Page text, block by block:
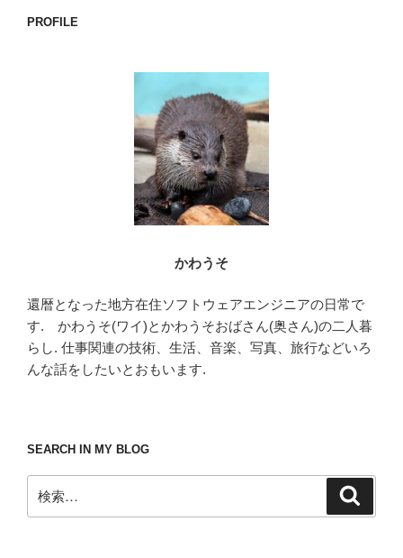
e
PROFILE
かわうそ
還暦となった地方在住ソフトウェアエンジニアの日常で
す. かわうそ(ワイ)とかわうそおばさん(奥さん)の二人暮
らし. 仕事関連の技術、生活、音楽、写真、旅行などいろ
んな話をしたいとおもいます.
SEARCH IN MY BLOG
索: